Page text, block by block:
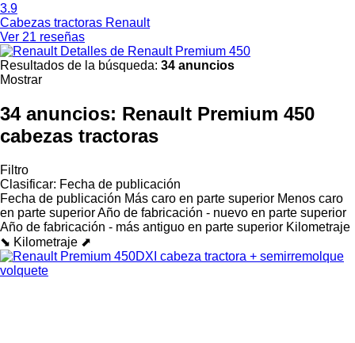
3.9
Cabezas tractoras Renault
Ver 21 reseñas
Detalles de Renault Premium 450
Resultados de la búsqueda: 34 anuncios
Mostrar
34 anuncios: Renault Premium 450
cabezas tractoras
Filtro
Clasificar: Fecha de publicación
Fecha de publicación Más caro en parte superior Menos caro
en parte superiorAño de fabricación - nuevo en parte superior
Año de fabricación - más antiguo en parte superior Kilometraje
⬊ Kilometraje ⬈